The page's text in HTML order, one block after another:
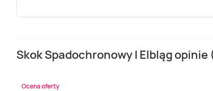
Skok Spadochronowy | Elbląg opinie
Ocena oferty